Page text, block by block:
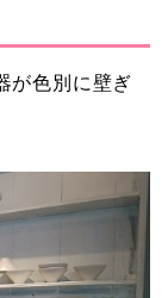
が色別に壁ぎ